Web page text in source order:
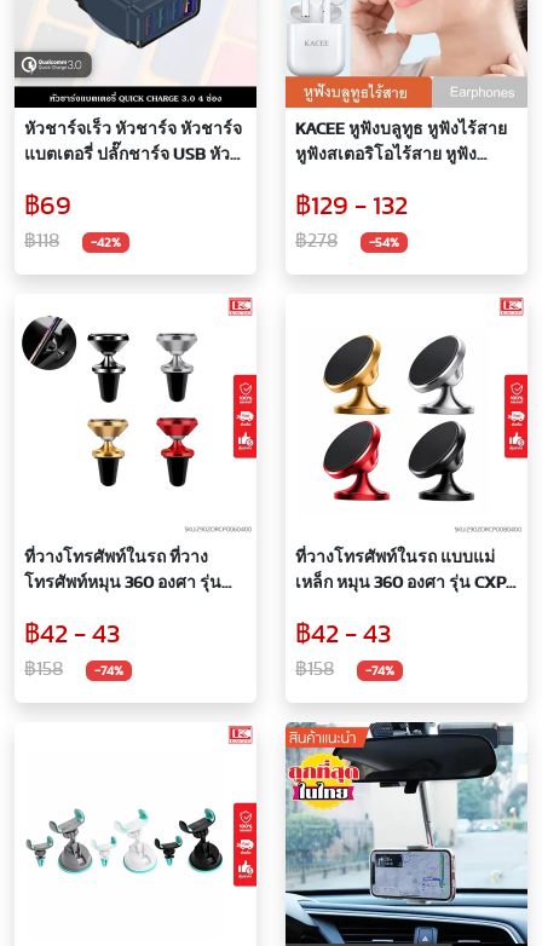
หัวชาร์จเร็ว หัวชาร์จ หัวชาร์จ
แบตเตอรี่ ปลั๊กชาร์จ USB หัว
ได้ 4 ช่อง 5V/5.1A QC 3.0
QUICK CHARGE
฿69
฿118 -42%
KACEE หูฟังบลูทูธ หูฟังไร้สาย
หูฟังสเตอริโอไร้สาย หูฟัง
Earphones, Blutooth
Earphones
฿129 - 132
฿278 -54%
ที่วางโทรศัพท์ในรถ ที่วาง
โทรศัพท์หมุน 360 องศา รุ่น
HOLDER ALL PURPOSE 360
฿42 - 43
฿158 -74%
ที่วางโทรศัพท์ในรถ แบบแม่
เหล็ก หมุน 360 องศา รุ่น CXP-
฿42 - 43
฿158 -74%